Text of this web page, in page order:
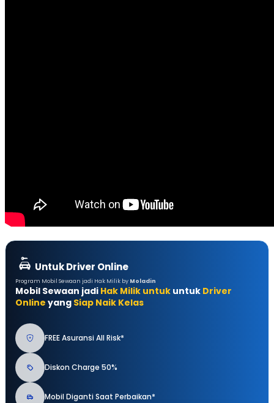
Untuk Driver Online
Program Mobil Sewaan jadi Hak Milik by Moladin
Mobil Sewaan jadi Hak Milik untuk untuk Driver
Online yang Siap Naik Kelas
FREE Asuransi All Risk*
Diskon Charge 50%
Mobil Diganti Saat Perbaikan*